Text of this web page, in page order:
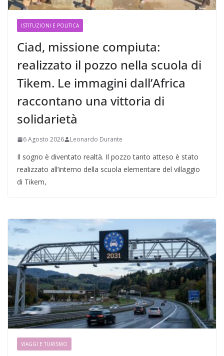
ISTITUZIONI E POLITICA
Ciad, missione compiuta:
realizzato il pozzo nella scuola di
Tikem. Le immagini dall’Africa
raccontano una vittoria di
solidarietà
6 Agosto 2026 Leonardo Durante
Il sogno è diventato realtà. Il pozzo tanto atteso è stato
realizzato all’interno della scuola elementare del villaggio
di Tikem,
VIAGGI E TURISMO